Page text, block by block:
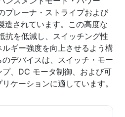
プレーナ・ストライプおよび
造されています。この高度な
抗を低減し、スイッチング性
ギー強度を向上させるよう構
デバイスは、スイッチ・モー
プ、DC モータ制御、および可
ケーションに適しています。